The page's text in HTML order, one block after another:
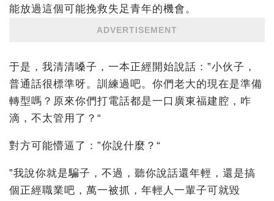
能放過這個可能挽救失足青年的機會。
ADVERTISEMENT
于是，我清清嗓子，一本正經開始說話：”小伙子，
普通話很標準呀。訓練過吧。你們老大的現在是準備
轉型嗎？原來你們打電話都是一口廣東福建腔，咋
滴，不太管用了？“
對方可能懵逼了：”你說什麼？“
”我說你就是騙子，不過，聽你說話還年輕，還是搞
個正經職業吧，萬一被抓，年輕人一輩子可就毀